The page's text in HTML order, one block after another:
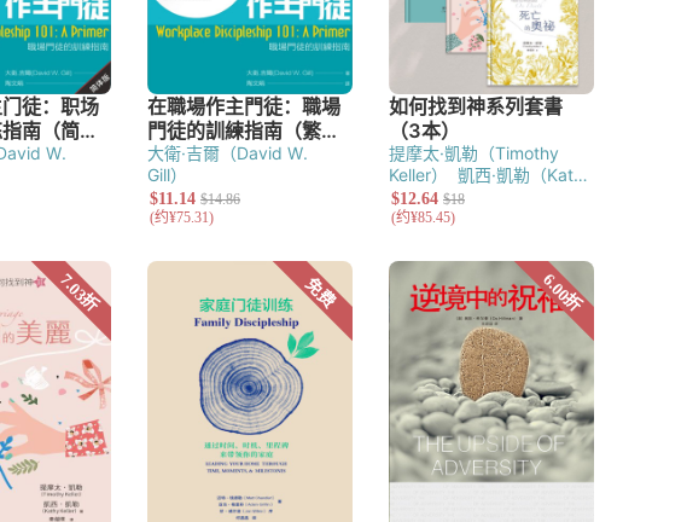
W.
大衛·吉爾（David W.
Gill）
提摩太·凱勒（Timothy
Keller）
凱西·凱勒（Kathy
Keller）